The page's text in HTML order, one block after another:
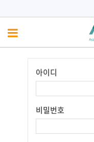
Have
Nice
Day!
아이디
비밀번호